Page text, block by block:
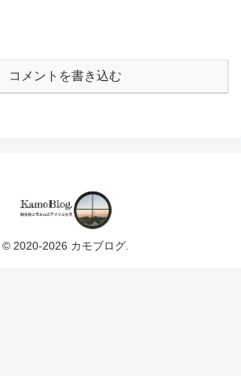
コメントを書き込む
© 2020-2026 カモブログ.